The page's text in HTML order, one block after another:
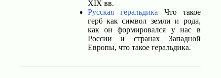
XIX вв.
Русская геральдика Что такое
герб как символ земли и рода,
как он формировался у нас в
России и странах Западной
Европы, что такое геральдика.